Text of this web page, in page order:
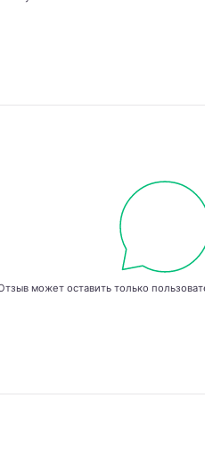
может оставить только